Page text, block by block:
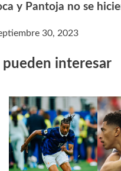
y Pantoja no se
30, 2023
pueden interesar